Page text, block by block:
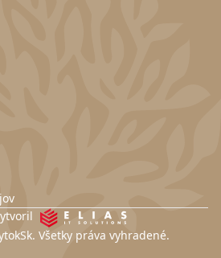
Všetky práva vyhradené.